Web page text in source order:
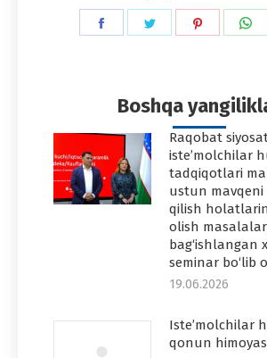
Share
Share
Share
Boshqa
Raqobat
iste’molchilar
tadqiqotlari
ustun mavqeni
qilish
olish
bag‘ishlangan
seminar bo‘lib
19.06.2026
Iste’molchilar
qonun